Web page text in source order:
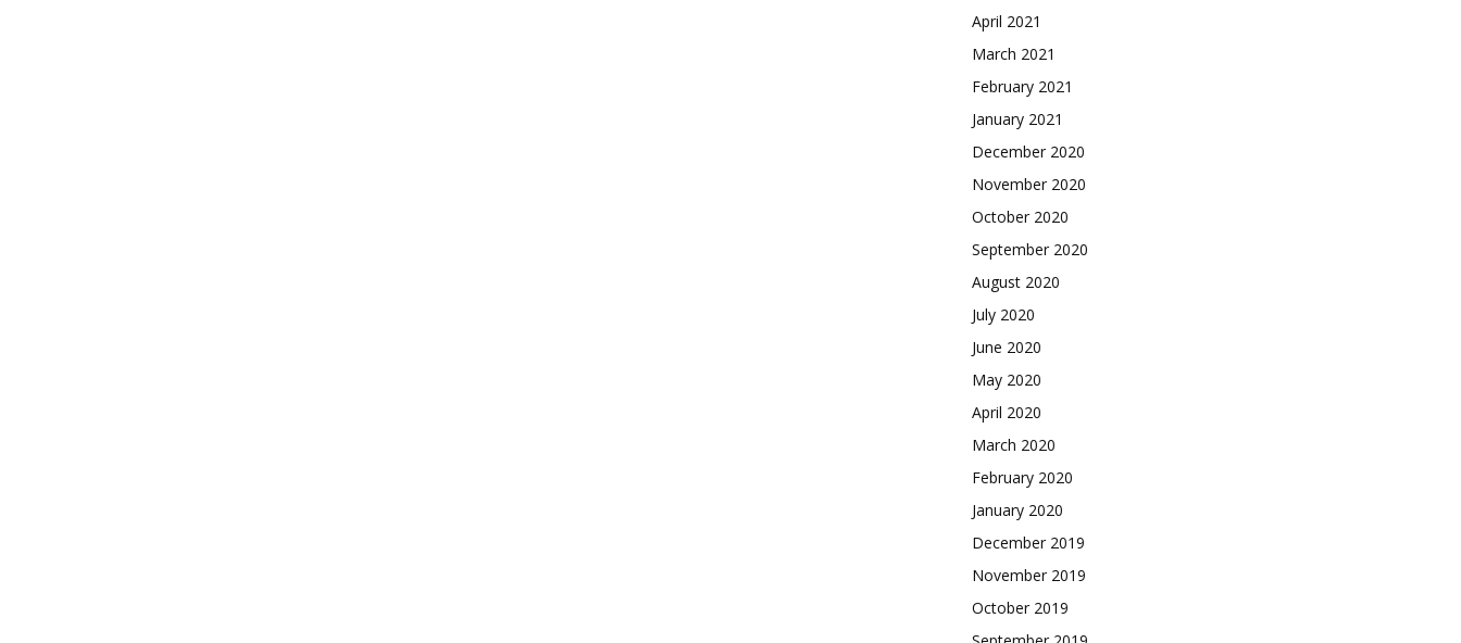
April 2021
March 2021
February 2021
January 2021
December 2020
November 2020
October 2020
September 2020
August 2020
July 2020
June 2020
May 2020
April 2020
March 2020
February 2020
January 2020
December 2019
November 2019
October 2019